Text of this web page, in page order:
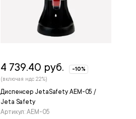
Диспенсер JetaSafety AEM-05 /
Jeta Safety
Артикул: AEM-05
4 739.40 руб.
-10%
(включая ндс 22%)